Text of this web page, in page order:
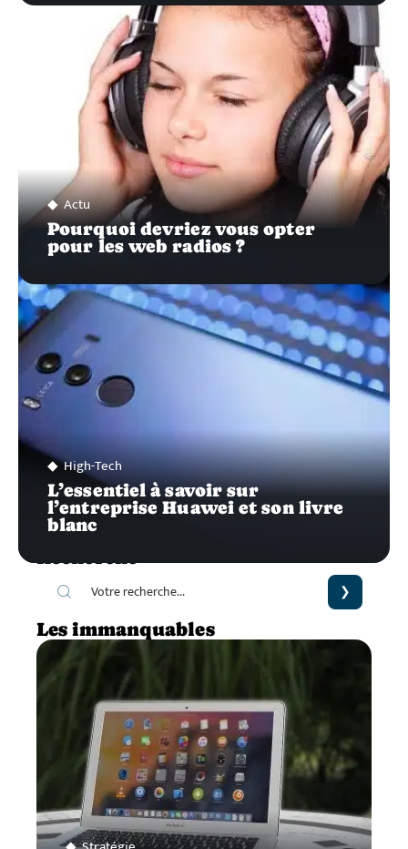
Actu
Pourquoi devriez vous opter
pour les web radios ?
High-Tech
L’essentiel à savoir sur
l’entreprise Huawei et son livre
blanc
Les immanquables